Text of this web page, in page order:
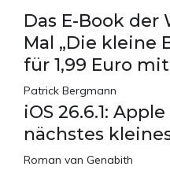
Das E-Book der
Mal „Die kleine
für 1,99 Euro
Patrick Bergmann
iOS 26.6.1:
nächstes
Roman van Genabith